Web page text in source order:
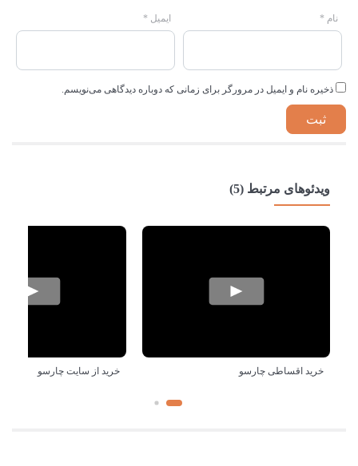
نام * ایمیل *
ذخیره نام و ایمیل در مرورگر برای زمانی که دوباره دیدگاهی می‌نویسم.
ویدئوهای مرتبط (5)
خرید اقساطی چارسو خرید از سایت چارسو